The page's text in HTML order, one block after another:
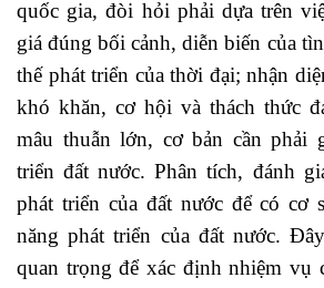
quốc gia, đòi hỏi phải dựa trên
giá đúng bối cảnh, diễn biến của
thế phát triển của thời đại; nhận
khó khăn, cơ hội và thách thức
mâu thuẫn lớn, cơ bản cần phải
triển đất nước. Phân tích, đánh
phát triển của đất nước để có cơ
năng phát triển của đất nước.
quan trọng để xác định nhiệm vụ